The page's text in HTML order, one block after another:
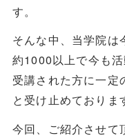
す。
そんな中、当学院は
約1000以上で今も活
受講された方に一定
と受け止めておりま
今回、ご紹介させて